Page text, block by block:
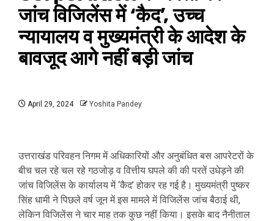
जांच विजिलेंस में ‘कैद’, उच्च
न्यायालय व मुख्यमंत्री के आदेश के
बावजूद आगे नहीं बड़ी जांच
April 29, 2024 Yoshita Pandey
उत्तराखंड परिवहन निगम में अधिकारियों और अनुबंधित बस आपरेटरों के
बीच चल रहे चल रहे गठजोड़ व वित्तीय घपले की की परतें उधेड़ने की
जांच विजिलेंस के कार्यालय में ‘कैद’ होकर रह गई है। मुख्यमंत्री पुष्कर
सिंह धामी ने पिछले वर्ष जून में इस मामले में विजिलेंस जांच बैठाई थी,
लेकिन विजिलेंस ने चार माह तक कुछ नहीं किया। इसके बाद नैनीताल